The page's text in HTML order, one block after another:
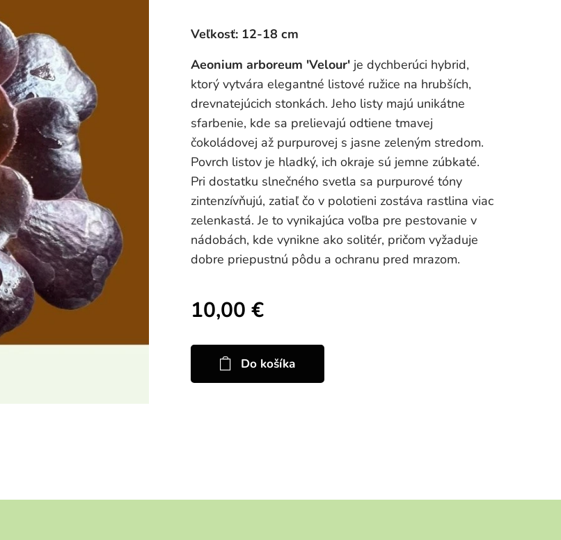
Veľkosť: 12-18 cm
Aeonium arboreum 'Velour' je dychberúci hybrid,
ktorý vytvára elegantné listové ružice na hrubších,
drevnatejúcich stonkách. Jeho listy majú unikátne
sfarbenie, kde sa prelievajú odtiene tmavej
čokoládovej až purpurovej s jasne zeleným stredom.
Povrch listov je hladký, ich okraje sú jemne zúbkaté.
Pri dostatku slnečného svetla sa purpurové tóny
zintenzívňujú, zatiaľ čo v polotieni zostáva rastlina viac
zelenkastá. Je to vynikajúca voľba pre pestovanie v
nádobách, kde vynikne ako solitér, pričom vyžaduje
dobre priepustnú pôdu a ochranu pred mrazom.
10,00 €
Do košíka